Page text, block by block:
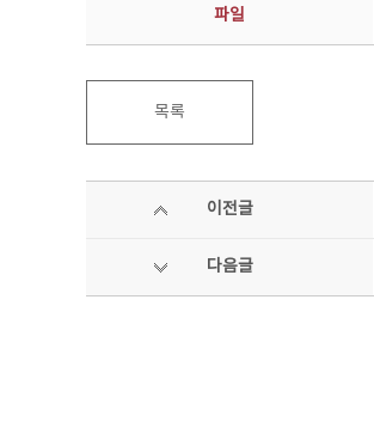
파일
목록
이전글
다음글